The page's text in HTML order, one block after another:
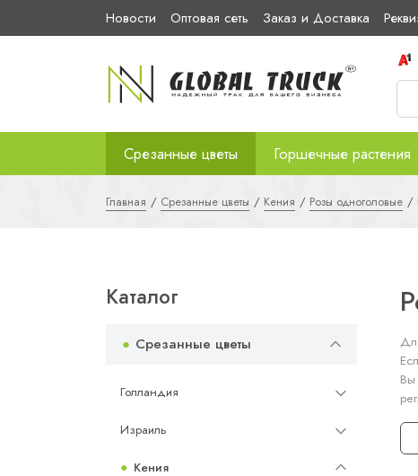
Новости Оптовая сеть Заказ и Доставка
Срезанные цветы Горшечные растения
Главная Срезанные цветы Кения Розы одноголовые
Каталог
Срезанные цветы
Голландия
Израиль
Кения
Вы